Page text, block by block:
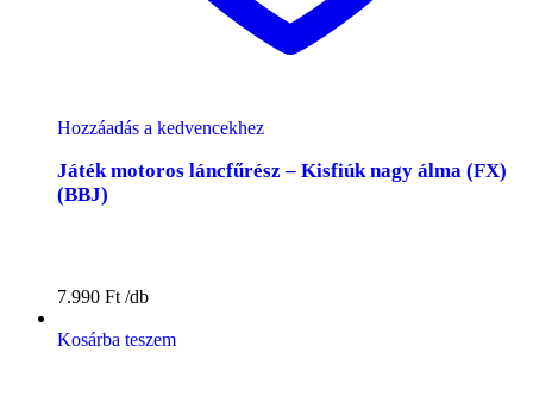
Hozzáadás a kedvencekhez
Játék motoros láncfűrész – Kisfiúk nagy álma (FX)
(BBJ)
7.990 Ft
Kosárba teszem